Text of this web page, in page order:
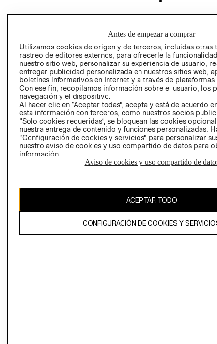
PRIVACIDAD
GIFT CARD
AVISO DE
Perú (S/)
CAMBIAR REGIÓN
El contenido de esta página web está protegido por copyright y es
Antes de empezar a comprar
Utilizamos cookies de origen y de terceros, incluidas otras
rastreo de editores externos, para ofrecerle la
nuestro sitio web, personalizar su experiencia de usuario,
entregar publicidad personalizada en nuestros sitios web,
boletines informativos en Internet y a través de plataformas
Con ese fin, recopilamos información sobre el usuario, los
navegación y el dispositivo.
Al hacer clic en “Aceptar todas”, acepta y está de acuerdo
esta información con terceros, como nuestros socios
“Solo cookies requeridas”, se bloquean las cookies
nuestra entrega de contenido y funciones personalizadas.
“Configuración de cookies y servicios” para personalizar
nuestro aviso de cookies y uso compartido de datos para
información.
Aviso de cookies y uso compartido de
ACEPTAR TODO
CONFIGURACIÓN DE COOKIES Y